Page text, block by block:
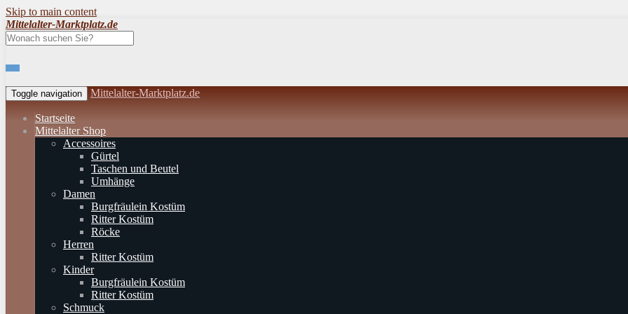
Skip to main content
Mittelalter-Marktplatz.de
Toggle navigation Mittelalter-Marktplatz.de
Startseite
Mittelalter Shop
Accessoires
Gürtel
Taschen und Beutel
Umhänge
Damen
Burgfräulein Kostüm
Ritter Kostüm
Röcke
Herren
Ritter Kostüm
Kinder
Burgfräulein Kostüm
Ritter Kostüm
Schmuck